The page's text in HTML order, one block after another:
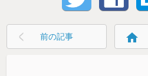
前の記事 home